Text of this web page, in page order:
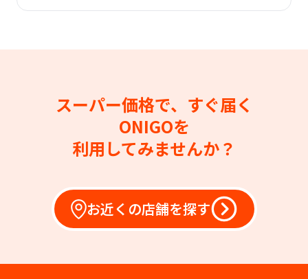
スーパー価格で、すぐ届く
ONIGOを
利用してみませんか？
お近くの店舗を探す